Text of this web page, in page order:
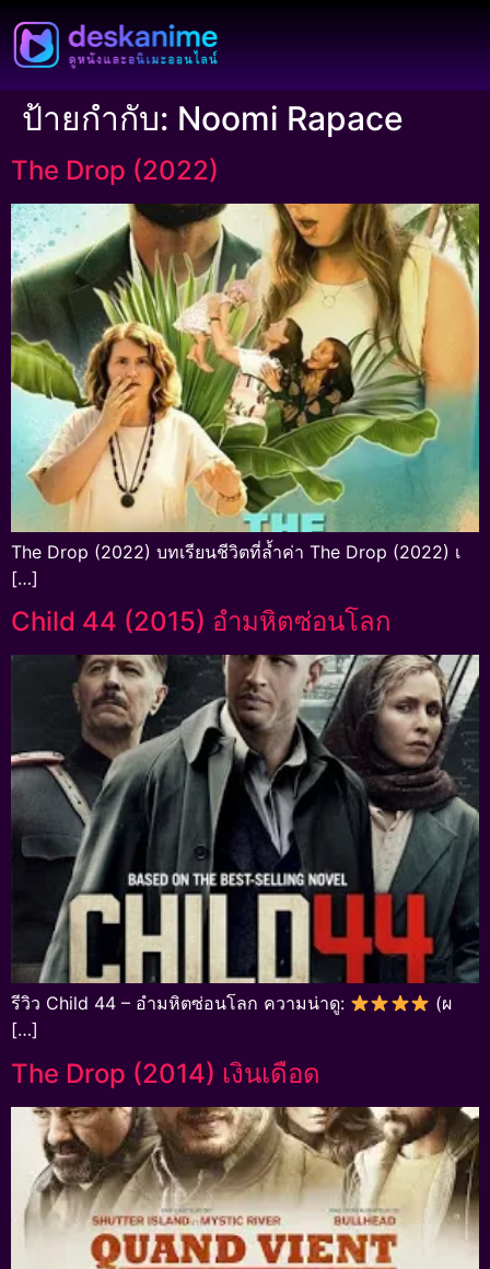
ป้ายกำกับ: Noomi Rapace
The Drop (2022)
The Drop (2022) บทเรียนชีวิตที่ล้ำค่า The Drop (2022) เ
[…]
Child 44 (2015) อำมหิตซ่อนโลก
รีวิว Child 44 – อำมหิตซ่อนโลก ความน่าดู:
(ผ
[…]
The Drop (2014) เงินเดือด